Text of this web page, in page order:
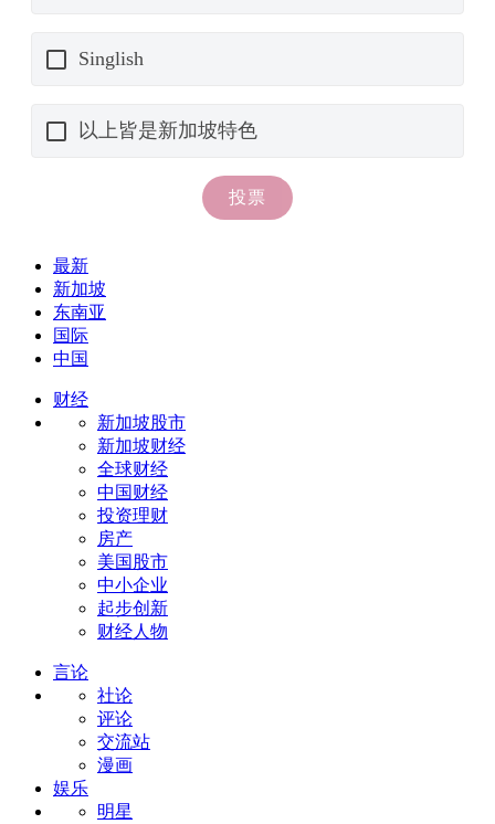
最新
新加坡
东南亚
国际
中国
财经
新加坡股市
新加坡财经
全球财经
中国财经
投资理财
房产
美国股市
中小企业
起步创新
财经人物
言论
社论
评论
交流站
漫画
娱乐
明星